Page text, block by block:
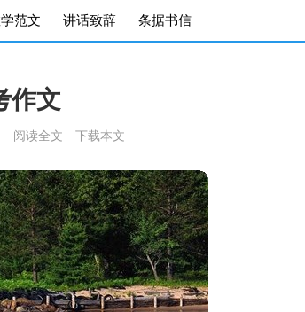
范文 讲话致辞 条据书信
作文
阅读全文 下载本文